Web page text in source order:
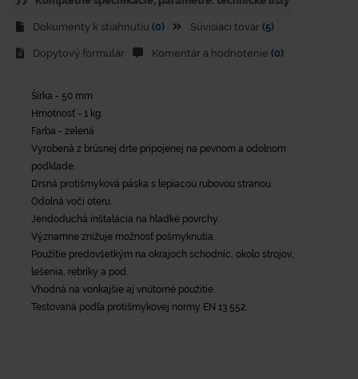
Dokumenty k stiahnutiu (0) Súvisiaci tovar (5)
Dopytový formulár Komentár a hodnotenie (0)
Šírka - 50 mm
Hmotnosť - 1 kg
Farba - zelená
Vyrobená z brúsnej drte pripojenej na pevnom a odolnom
podklade.
Drsná protišmyková páska s lepiacou rubovou stranou.
Odolná voči oteru.
Jendoduchá inštalácia na hladké povrchy.
Významne znižuje možnosť pošmyknutia.
Použitie predovšetkým na okrajoch schodníc, okolo strojov,
lešenia, rebríky a pod.
Vhodná na vonkajšie aj vnútorné použitie.
Testovaná podľa protišmykovej normy EN 13 552.